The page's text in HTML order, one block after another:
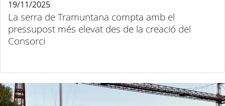
La serra de Tramuntana compta amb el
pressupost més elevat des de la creació del
Consorci
19/11/2025